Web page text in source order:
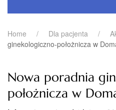
Home Dla pacjenta
ginekologiczno-położnicza w
Nowa poradnia
położnicza w